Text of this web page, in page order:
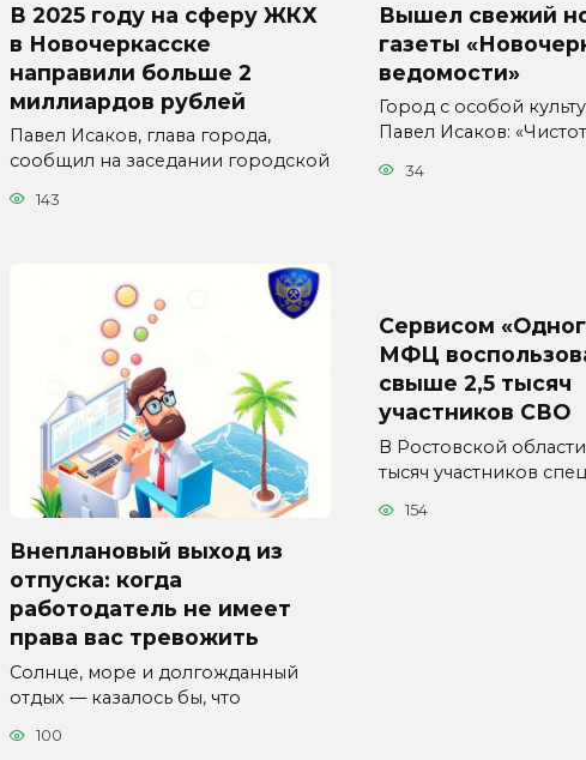
В 2025 году на сферу ЖКХ
в Новочеркасске
направили больше 2
миллиардов рублей
Павел Исаков, глава города,
сообщил на заседании городской
143
Вышел свежий
газеты
ведомости»
Город с особой
Павел Исаков:
34
Внеплановый выход из
отпуска: когда
работодатель не имеет
права вас тревожить
Солнце, море и долгожданный
отдых — казалось бы, что
100
Сервисом
МФЦ
свыше 2,5 тысяч
участников СВО
В Ростовской
тысяч участников
154